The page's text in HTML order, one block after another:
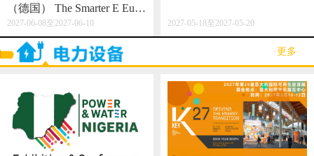
（德国） The Smarter E Euro
pe 2027
2027-06-08至2027-06-10 2027-05-18至2027-05-20
·更多·